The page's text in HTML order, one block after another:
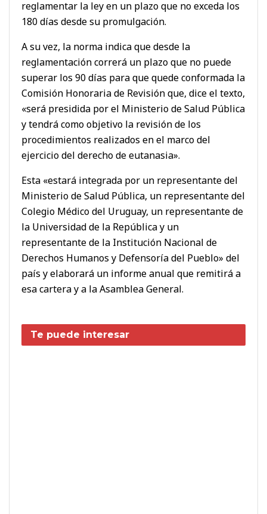
reglamentar la ley en un plazo que no exceda los
180 días desde su promulgación.
A su vez, la norma indica que desde la
reglamentación correrá un plazo que no puede
superar los 90 días para que quede conformada la
Comisión Honoraria de Revisión que, dice el texto,
«será presidida por el Ministerio de Salud Pública
y tendrá como objetivo la revisión de los
procedimientos realizados en el marco del
ejercicio del derecho de eutanasia».
Esta «estará integrada por un representante del
Ministerio de Salud Pública, un representante del
Colegio Médico del Uruguay, un representante de
la Universidad de la República y un
representante de la Institución Nacional de
Derechos Humanos y Defensoría del Pueblo» del
país y elaborará un informe anual que remitirá a
esa cartera y a la Asamblea General.
Te puede interesar